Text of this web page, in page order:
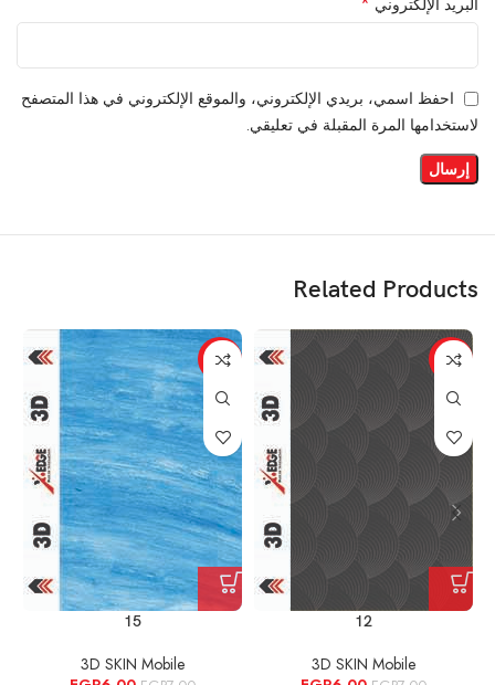
احفظ اسمي، بريدي الإلكتروني، والموقع الإلكتروني في هذا المتصفح
لاستخدامها المرة المقبلة في تعليقي.
Related Products
-14%
12
3D SKIN Mobile
-14%
15
3D SKIN Mobile